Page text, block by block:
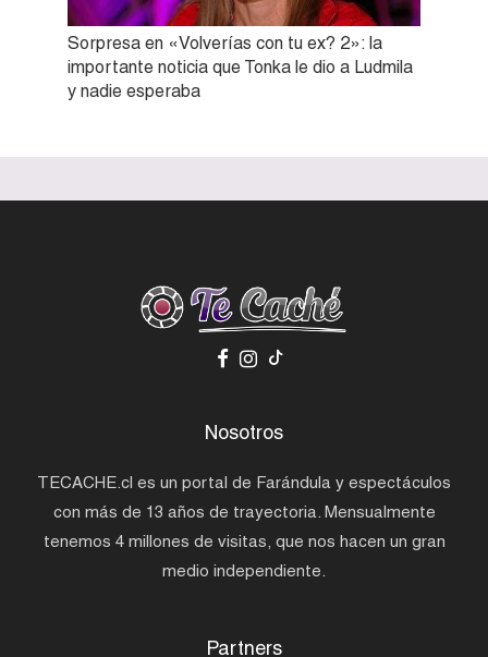
Sorpresa en «Volverías con tu ex? 2»: la
importante noticia que Tonka le dio a Ludmila
y nadie esperaba
Nosotros
TECACHE.cl es un portal de Farándula y espectáculos
con más de 13 años de trayectoria. Mensualmente
tenemos 4 millones de visitas, que nos hacen un gran
medio independiente.
Partners